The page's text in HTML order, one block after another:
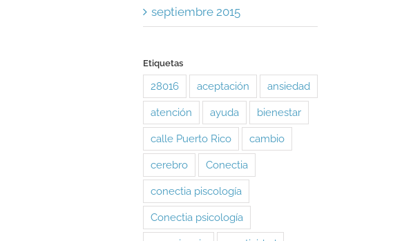
septiembre 2015
Etiquetas
28016 aceptación ansiedad
atención ayuda bienestar
calle Puerto Rico cambio
cerebro Conectia
conectia piscología
Conectia psicología